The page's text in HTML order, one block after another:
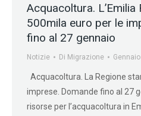
Acquacoltura.
500mila euro per le
fino al 27 gennaio
Notizie Di Migrazione
Acquacoltura. La Regione
imprese. Domande fino al 27
risorse per l’acquacoltura in